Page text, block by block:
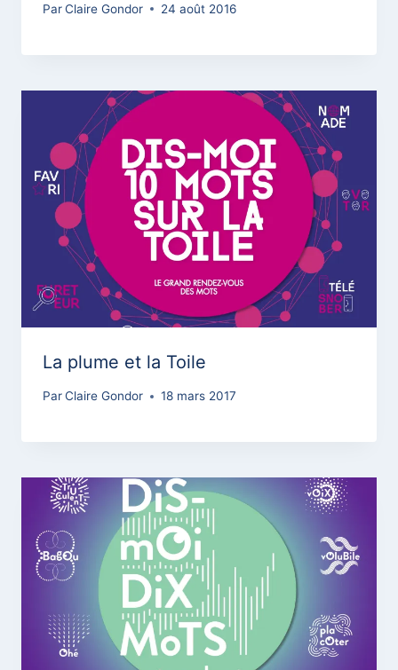
ParClaire Gondor 24 août 2016
La plume et la Toile
ParClaire Gondor 18 mars 2017